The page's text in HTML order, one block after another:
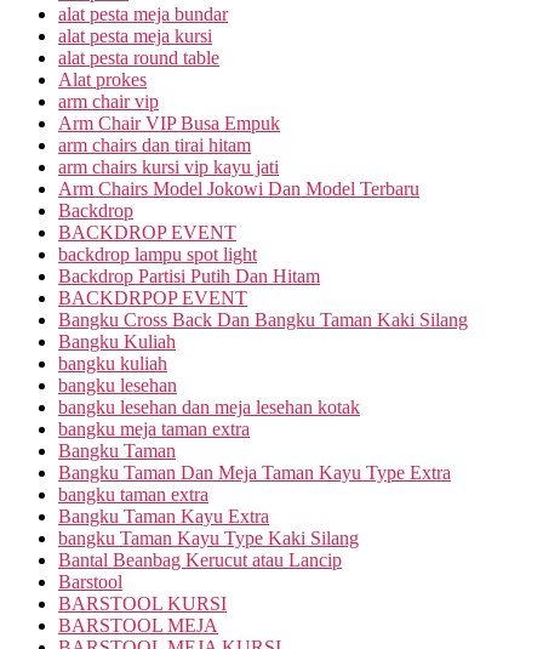
alat pesta meja bundar
alat pesta meja kursi
alat pesta round table
Alat prokes
arm chair vip
Arm Chair VIP Busa Empuk
arm chairs dan tirai hitam
arm chairs kursi vip kayu jati
Arm Chairs Model Jokowi Dan Model Terbaru
Backdrop
BACKDROP EVENT
backdrop lampu spot light
Backdrop Partisi Putih Dan Hitam
BACKDRPOP EVENT
Bangku Cross Back Dan Bangku Taman Kaki Silang
Bangku Kuliah
bangku kuliah
bangku lesehan
bangku lesehan dan meja lesehan kotak
bangku meja taman extra
Bangku Taman
Bangku Taman Dan Meja Taman Kayu Type Extra
bangku taman extra
Bangku Taman Kayu Extra
bangku Taman Kayu Type Kaki Silang
Bantal Beanbag Kerucut atau Lancip
Barstool
BARSTOOL KURSI
BARSTOOL MEJA